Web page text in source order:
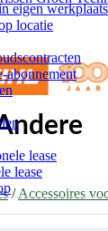
eigen werkplaats
locatie
abonnement
lease
lease
/Accessoires